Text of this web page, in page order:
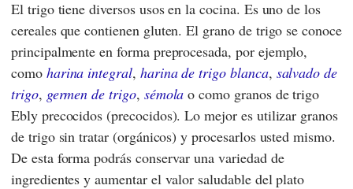
El trigo tiene diversos usos en la cocina. Es uno de los
cereales que contienen gluten. El grano de trigo se conoce
principalmente en forma preprocesada, por ejemplo,
como harina integral, harina de trigo blanca, salvado de
trigo, germen de trigo, sémola o como granos de trigo
Ebly precocidos (precocidos). Lo mejor es utilizar granos
de trigo sin tratar (orgánicos) y procesarlos usted mismo.
De esta forma podrás conservar una variedad de
ingredientes y aumentar el valor saludable del plato